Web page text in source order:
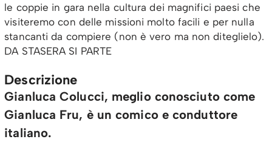
le coppie in gara nella cultura dei magnifici paesi che
visiteremo con delle missioni molto facili e per nulla
stancanti da compiere (non è vero ma non diteglielo).
DA STASERA SI PARTE
Descrizione
Gianluca Colucci, meglio conosciuto come
Gianluca Fru, è un comico e conduttore
italiano.